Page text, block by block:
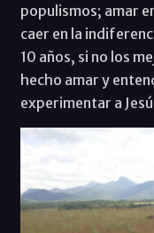
populismos; amar
caer en la
10 años, si no los
hecho amar y
experimentar a